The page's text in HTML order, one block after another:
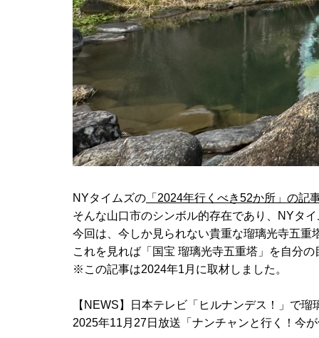
NYタイムズの 「2024年行くべき52か所」の記
そんな山口市のシンボル的存在であり、NYタ
今回は、今しか見られない貴重な瑠璃光寺五
これを見れば「国宝 瑠璃光寺五重塔」を自分
※この記事は2024年1月に取材しました。
【NEWS】日本テレビ「ヒルナンデス！」で
2025年11月27日放送「ナンチャンと行く！今